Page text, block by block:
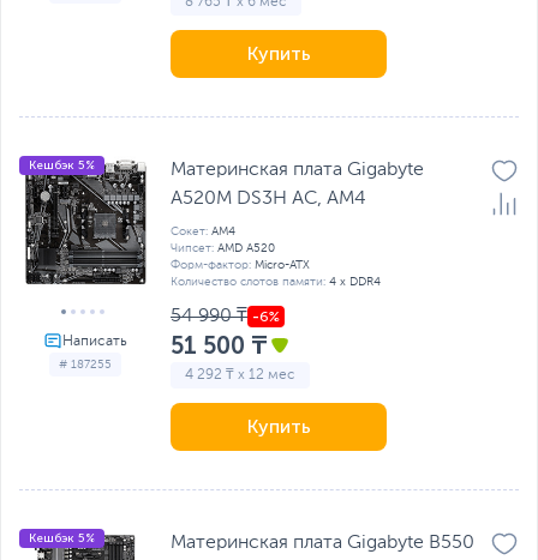
Купить
# 187255
Кешбэк 5%
Материнская плата Gigabyte
A520M DS3H AC, AM4
Сокет: AM4
Чипсет: AMD A520
Форм-фактор: Micro-ATX
Количество слотов памяти: 4 x DDR4
54 990 ₸
51 500 ₸
4 292 ₸ x 12 мес
Купить
Кешбэк 5%
Материнская плата Gigabyte B550